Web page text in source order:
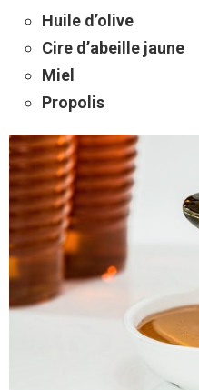
Huile d’olive
Cire d’abeille jaune
Miel
Propolis